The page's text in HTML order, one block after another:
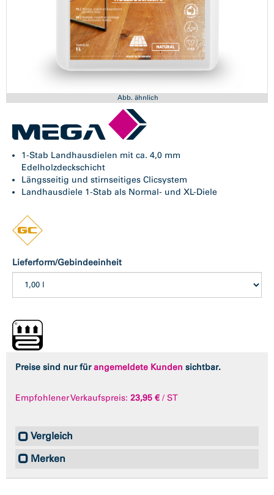
Abb. ähnlich
1-Stab Landhausdielen mit ca. 4,0 mm
Edelholzdeckschicht
Längsseitig und stirnseitiges Clicsystem
Landhausdiele 1-Stab als Normal- und XL-Diele
Lieferform/Gebindeeinheit
Preise sind nur fürangemeldete Kunden sichtbar.
Empfohlener Verkaufspreis: 23,95 € / ST
Vergleich
Merken